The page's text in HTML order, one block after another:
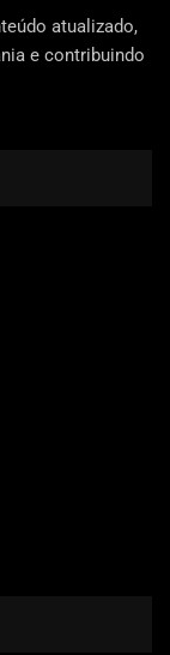
atualizado,
e contribuindo